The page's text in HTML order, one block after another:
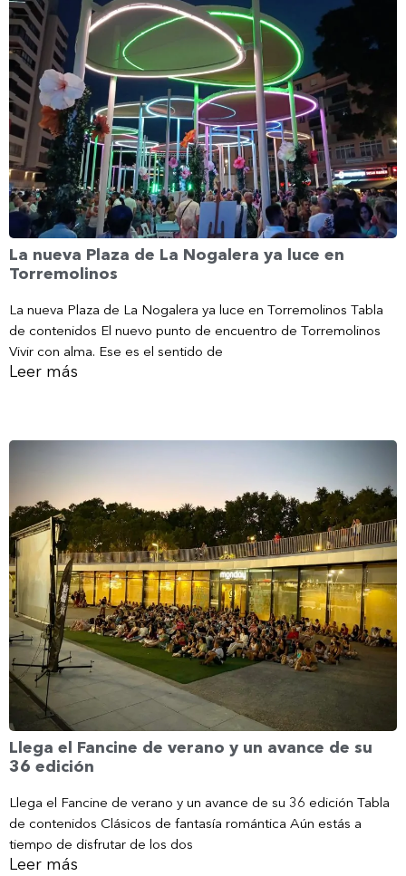
La nueva Plaza de La Nogalera ya luce en
Torremolinos
La nueva Plaza de La Nogalera ya luce en Torremolinos Tabla
de contenidos El nuevo punto de encuentro de Torremolinos
Vivir con alma. Ese es el sentido de
Leer más
Llega el Fancine de verano y un avance de su
36 edición
Llega el Fancine de verano y un avance de su 36 edición Tabla
de contenidos Clásicos de fantasía romántica Aún estás a
tiempo de disfrutar de los dos
Leer más